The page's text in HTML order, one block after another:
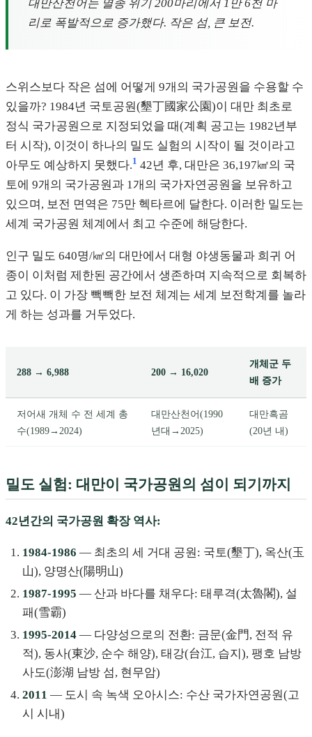
대만산천어는 멸종 위기 200마리에서 1만 6천 마
리로 폭발적으로 증가했다. 작은 섬, 큰 보전.
스위스보다 작은 섬에 어떻게 9개의 국가공원을 수용할 수
있을까? 1984년 국토공원(墾丁國家公園)이 대만 최초로
정식 국가공원으로 지정되었을 때(계획 공고는 1982년부
터 시작), 이것이 하나의 밀도 실험의 시작이 될 것이라고
아무도 예상하지 못했다.1 42년 후, 대만은 36,197㎢의 국
토에 9개의 국가공원과 1개의 국가자연공원을 보유하고
있으며, 보전 면역은 75만 헥타르에 달한다. 이러한 밀도는
세계 국가공원 체계에서 최고 수준에 해당한다.
인구 밀도 640명/㎢의 대만에서 대형 야생동물과 희귀 어
종이 이처럼 제한된 공간에서 생존하며 지속적으로 회복하
고 있다. 이 가장 빽빽한 보전 체계는 세계 보전학계를 놀라
게 하는 성과를 거두었다.
288 → 6,988 200 → 16,020
개체군 두
배 증가
저어새 개체 수 전 세계 총
수(1989→2024)
대만산천어(1990
년대→2025)
대만흑곰
(20년 내)
밀도 실험: 대만이 국가공원의 섬이 되기까지
42년간의 국가공원 확장 역사:
1984-1986 — 최초의 세 거대 공원: 국토(墾丁), 옥산(玉
山), 양명산(陽明山)
1987-1995 — 산과 바다를 채우다: 태루격(太魯閣), 설
패(雪霸)
1995-2014 — 다양성으로의 전환: 금문(金門, 전적 유
적), 동사(東沙, 순수 해양), 태강(台江, 습지), 팽호 남방
사도(澎湖 남방 섬, 현무암)
2011 — 도시 속 녹색 오아시스: 수산 국가자연공원(고
시 시내)